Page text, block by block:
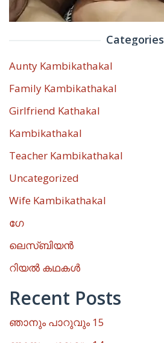
Categories
Aunty Kambikathakal
Family Kambikathakal
Girlfriend Kathakal
Kambikathakal
Teacher Kambikathakal
Uncategorized
Wife Kambikathakal
ഗേ
ലെസ്ബിയൻ
റിയൽ കഥകൾ
Recent Posts
ഞാനും പാറുവും 15